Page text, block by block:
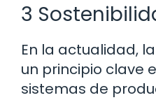
3
En la actualidad,
un principio clave
sistemas de